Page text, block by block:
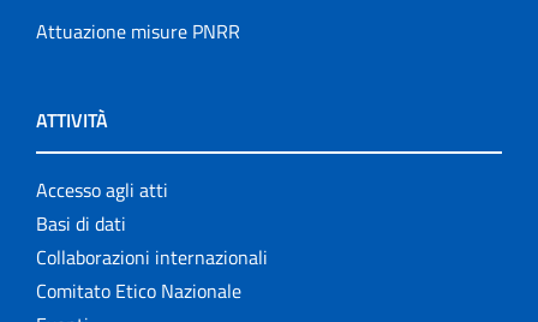
Attuazione misure PNRR
ATTIVITÀ
Accesso agli atti
Basi di dati
Collaborazioni internazionali
Comitato Etico Nazionale